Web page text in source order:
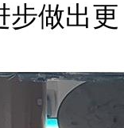
步做出更